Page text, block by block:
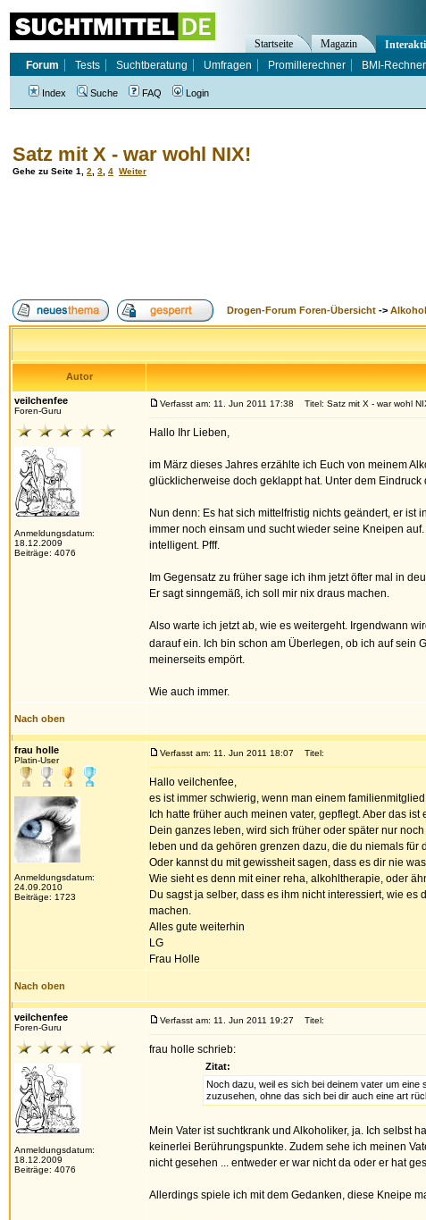
Satz mit X - war wohl NIX!
Gehe zu Seite 1 2 3 4 Weiter
Drogen-Forum Foren-Übersicht -> Alkohol
Autor
veilchenfee
Foren-Guru
Anmeldungsdatum:
18.12.2009
Beiträge: 4076
Verfasst am: 11. Jun 2011 17:38 Titel: Satz mit X - war wohl
Hallo Ihr Lieben,
im März dieses Jahres erzählte ich Euch von meinem
glücklicherweise doch geklappt hat. Unter dem
Nun denn: Es hat sich mittelfristig nichts geändert, er
immer noch einsam und sucht wieder seine Kneipen
intelligent. Pfff.
Im Gegensatz zu früher sage ich ihm jetzt öfter mal in
Er sagt sinngemäß, ich soll mir nix draus machen.
Also warte ich jetzt ab, wie es weitergeht. Irgendwann
darauf ein. Ich bin schon am Überlegen, ob ich auf sein
meinerseits empört.
Wie auch immer.
Nach oben
frau holle
Platin-User
Anmeldungsdatum:
24.09.2010
Beiträge: 1723
Verfasst am: 11. Jun 2011 18:07 Titel:
Hallo veilchenfee,
es ist immer schwierig, wenn man einem
Ich hatte früher auch meinen vater, gepflegt. Aber das
Dein ganzes leben, wird sich früher oder später nur
leben und da gehören grenzen dazu, die du niemals
Oder kannst du mit gewissheit sagen, dass es dir nie
Wie sieht es denn mit einer reha, alkohltherapie, oder
Du sagst ja selber, dass es ihm nicht interessiert, wie
machen.
Alles gute weiterhin
LG
Frau Holle
Nach oben
veilchenfee
Foren-Guru
Anmeldungsdatum:
18.12.2009
Beiträge: 4076
Verfasst am: 11. Jun 2011 19:27 Titel:
frau holle schrieb:
Zitat:
Noch dazu, weil es sich bei deinem vater um
zuzusehen, ohne das sich bei dir auch eine art
Mein Vater ist suchtkrank und Alkoholiker, ja. Ich selbst
keinerlei Berührungspunkte. Zudem sehe ich meinen
nicht gesehen ... entweder er war nicht da oder er hat
Allerdings spiele ich mit dem Gedanken, diese Kneipe
Startseite Magazin
Forum
Tests Suchtberatung Umfragen Promillerechner BMI-Rechner
Index Suche FAQ Login